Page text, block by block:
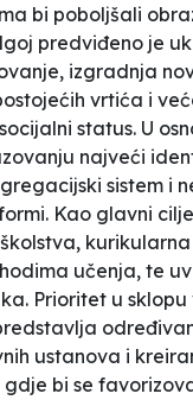
bi poboljšali
predviđeno je
izgradnja
vrtića i
status. U
najveći
sistem i
Kao glavni
učenja, te
Prioritet u sklopu
ustanova i
bi se